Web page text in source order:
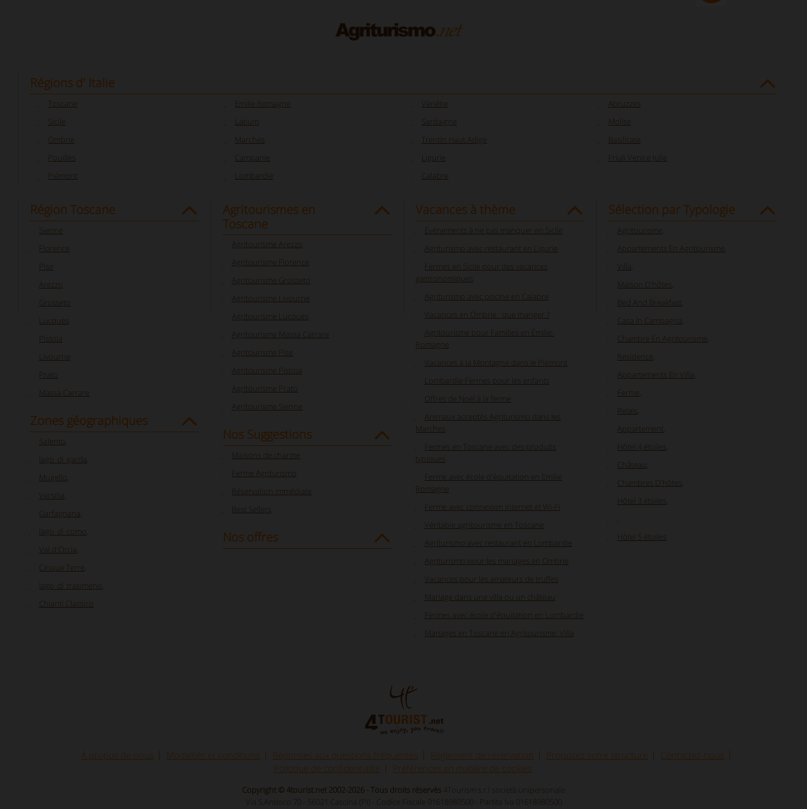
Régions d' Italie
Toscane
Sicile
Ombrie
Pouilles
Piémont
Emilie Romagne
Latium
Marches
Campanie
Lombardie
Vénétie
Sardaigne
Trentin Haut Adige
Ligurie
Calabre
Abruzzes
Molise
Basilicate
Friuli Venice Julie
Région Toscane
Sienne
Florence
Pise
Arezzo
Grosseto
Lucques
Pistoia
Livourne
Prato
Massa Carrare
Zones géographiques
Salento
lago_di_garda
Mugello
Versilia
Garfagnana
lago_di_como
Val d'Orcia
Cinque Terre
lago_di_trasimeno
Chianti Classico
Agritourismes en
Toscane
Agritourisme Arezzo
Agritourisme Florence
Agritourisme Grosseto
Agritourisme Livourne
Agritourisme Lucques
Agritourisme Massa Carrare
Agritourisme Pise
Agritourisme Pistoia
Agritourisme Prato
Agritourisme Sienne
Nos Suggestions
Maisons de charme
Ferme Agriturismo
Réservation immédiate
Best Sellers
Nos offres
Vacances à thème
Événements à ne pas manquer en Sicile
Agriturismo avec restaurant en Ligurie
Fermes en Sicile pour des vacances
gastronomiques
Agriturismo avec piscine en Calabre
Vacances en Ombrie : que manger ?
Agritourisme pour Familles en Émilie-
Romagne
Vacances à la Montagne dans le Piémont
Lombardie Fermes pour les enfants
Offres de Noël à la ferme
Animaux acceptés Agriturismo dans les
Marches
Fermes en Toscane avec des produits
typiques
Ferme avec école d'équitation en Emilie
Romagne
Ferme avec connexion internet et Wi-Fi
Véritable agritourisme en Toscane
Agriturismo avec restaurant en Lombardie
Agriturismo pour les mariages en Ombrie
Vacances pour les amateurs de truffes
Mariage dans une villa ou un château
Fermes avec école d'équitation en Lombardie
Mariages en Toscane en Agritourisme, Villa
Sélection par Typologie
Agritourisme
Appartements En Agritourisme
Villa
Maison D'hôtes
Bed And Breakfast
Casa In Campagna
Chambre En Agritourisme
Residence
Appartements En Villa
Ferme
Relais
Appartement
Hôtel 4 étoiles
Château
Chambres D'hôtes
Hôtel 3 étoiles
Hôtel 5 étoiles
À propos de nous Modalités et conditions Réponses aux questions fréquentes Règlement de réservation Proposez votre structure
Contactez-nous
Politique de confidentialité
Préférences en matière de cookies
Copyright © 4tourist.net 2002-2026 - Tous droits réservès 4Tourism s.r.l società unipersonale
Via S.Antioco 70 - 56021 Cascina (PI) - Codice Fiscale 01618980500 - Partita Iva 01618980500